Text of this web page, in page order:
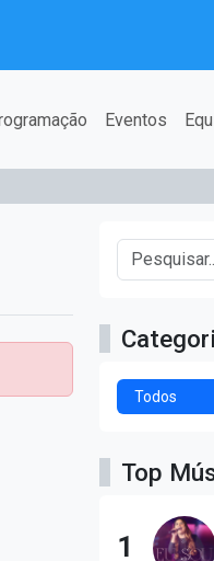
Eventos
Todos
Top
1